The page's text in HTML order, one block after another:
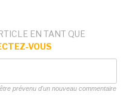
EN TANT QUE
VOUS
prévenu d'un nouveau commentaire